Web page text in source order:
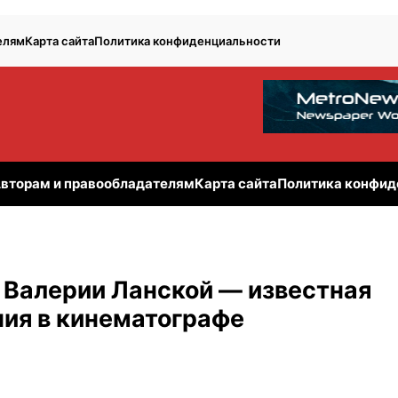
Карта сайтаПолитика конфиденциальности
и правообладателямКарта сайтаПолитика
Ланской — известная
в кинематографе